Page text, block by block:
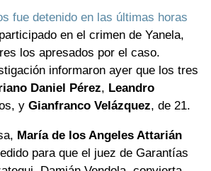
fue detenido en las últimas horas
en el crimen de Yanela,
los apresados por el caso.
informaron ayer que los tres
Daniel Pérez, Leandro
y Gianfranco Velázquez, de 21.
María de los Angeles Attarián
para que el juez de Garantías